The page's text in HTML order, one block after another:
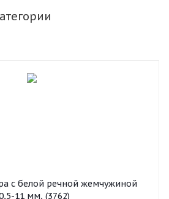
с белой речной жемчужиной
11 мм, (3762)